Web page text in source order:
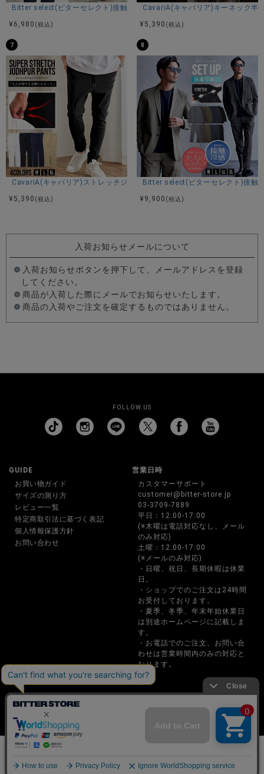
Bitter select(ビターセレクト)接触冷感スーパーストレッチバンドカラー
¥ 6,980 (税込)
CavariA(キャバリア)キーネック半
¥ 5,390 (税込)
7
CavariA(キャバリア)ストレッチジョッパーパンツ/全4色
¥ 5,390 (税込)
8
Bitter select(ビターセレクト)接触
¥ 9,900 (税込)
入荷お知らせメールについて
入荷お知らせボタンを押下して、メールアドレスを登録
してください。
商品が入荷した際にメールでお知らせいたします。
商品の入荷やご注文を確定するものではありません。
FOLLOW US
GUIDE
お買い物ガイド
サイズの測り方
レビュー一覧
特定商取引法に基づく表記
個人情報保護方針
お問い合わせ
営業日時
カスタマーサポート
customer@bitter-store.jp
03-3709-7889
平日：12:00-17:00
(※木曜は電話対応なし、メール
のみ対応)
土曜：12:00-17:00
(※メールのみ対応)
・日曜、祝日、長期休暇は休業
日。
・ショップでのご注文は24時間
お受付しております。
・夏季、冬季、年末年始休業日
は別途ホームページに記載しま
す。
・お電話でのご注文、お問い合
わせは営業時間内のみの対応と
なります。
BITTER STORE(ビターストア)メンズファッション通販サイト
Copyright © P･B･I CO.,LTD. All rights reserved